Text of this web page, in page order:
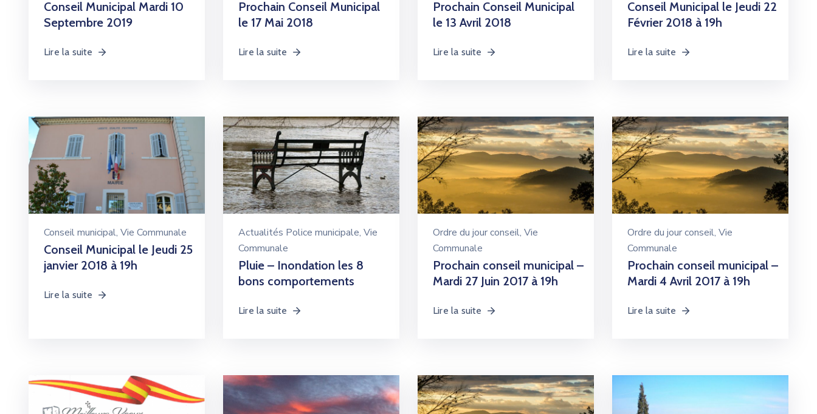
Conseil Municipal Mardi 10
Septembre 2019
Lire la suite
Prochain Conseil Municipal
le 17 Mai 2018
Lire la suite
Prochain Conseil Municipal
le 13 Avril 2018
Lire la suite
Conseil Municipal le Jeudi 22
Février 2018 à 19h
Lire la suite
Conseil municipal‚ Vie Communale
Conseil Municipal le Jeudi 25
janvier 2018 à 19h
Lire la suite
Actualités Police municipale‚ Vie
Communale
Pluie – Inondation les 8
bons comportements
Lire la suite
Ordre du jour conseil‚ Vie
Communale
Prochain conseil municipal –
Mardi 27 Juin 2017 à 19h
Lire la suite
Ordre du jour conseil‚ Vie
Communale
Prochain conseil municipal –
Mardi 4 Avril 2017 à 19h
Lire la suite